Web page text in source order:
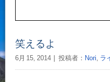
笑えるよ
6月 15, 2014 投稿者： Nori, ラ